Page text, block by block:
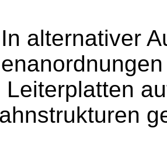
In alternativer
Leiterplatten